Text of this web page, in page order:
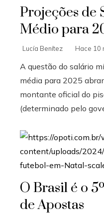
Projeções de
Médio para
Lucía Benítez Hace 10
A questão do salário
média para 2025
montante oficial do
(determinado pelo
O Brasil é o
de Apostas